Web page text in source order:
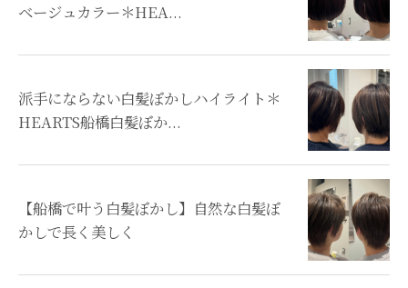
ベージュカラー＊HEA...
派手にならない白髪ぼかしハイライト＊
HEARTS船橋白髪ぼか...
【船橋で叶う白髪ぼかし】自然な白髪ぼ
かしで長く美しく